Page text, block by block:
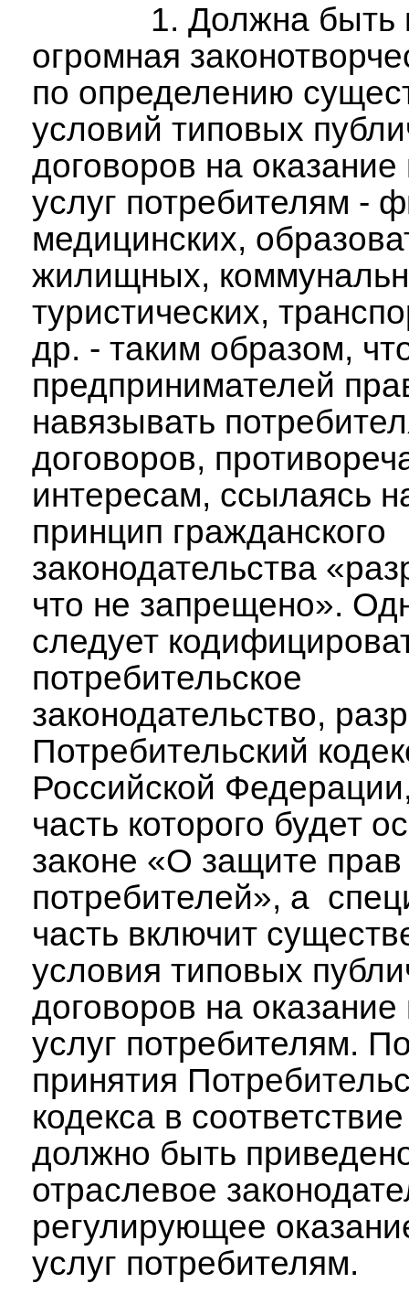
1. Должна быть
огромная
по определению
условий типовых
договоров на
услуг потребителям -
медицинских,
жилищных,
туристических,
др. - таким образом,
предпринимателей
навязывать
договоров,
интересам, ссылаясь
принцип гражданского
законодательства
что не запрещено».
следует
потребительское
законодательство,
Потребительский
Российской
часть которого будет
законе «О защите прав
потребителей», а
часть включит
условия типовых
договоров на
услуг потребителям.
принятия
кодекса в
должно быть
отраслевое
регулирующее
услуг потребителям.